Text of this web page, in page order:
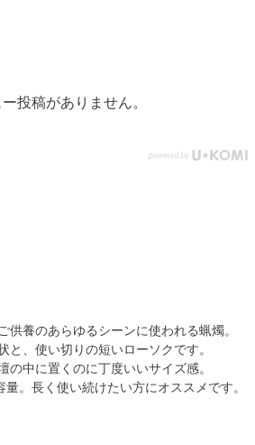
アル
ソク投稿がありません。
供養のあらゆるシーンに使われる蝋燭。
と、使い切りの短いローソクです。
の中に置くのに丁度いいサイズ感。
。長く使い続けたい方にオススメです。